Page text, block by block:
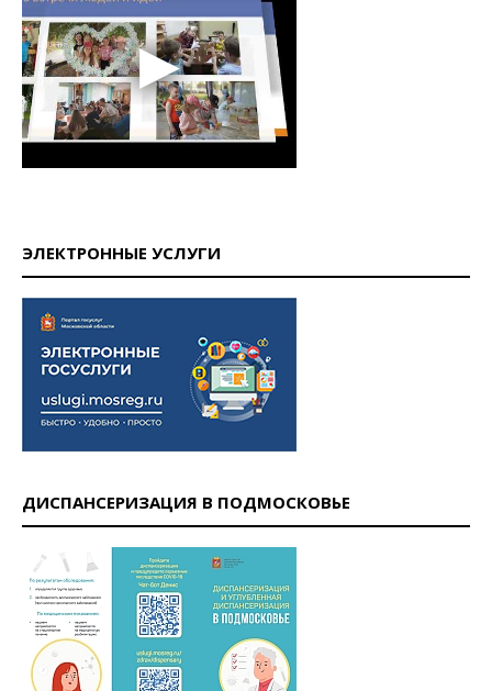
ЭЛЕКТРОННЫЕ УСЛУГИ
ДИСПАНСЕРИЗАЦИЯ В ПОДМОСКОВЬЕ